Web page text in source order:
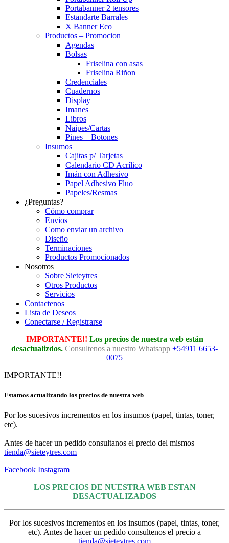
Portabanner 2 tensores
Estandarte Barrales
X Banner Eco
Productos – Promocion
Agendas
Bolsas
Friselina con asas
Friselina Riñon
Credenciales
Cuadernos
Display
Imanes
Libros
Naipes/Cartas
Pines – Botones
Insumos
Cajitas p/ Tarjetas
Calendario CD Acrílico
Imán con Adhesivo
Papel Adhesivo Fluo
Papeles/Resmas
¿Preguntas?
Cómo comprar
Envios
Como enviar un archivo
Diseño
Terminaciones
Productos Promocionados
Nosotros
Sobre Sieteytres
Otros Productos
Servicios
Contactenos
Lista de Deseos
Conectarse / Registrarse
IMPORTANTE!! Los precios de nuestra web están
desactualizdos. Consultenos a nuestro Whatsapp +54911 6653-
0075
IMPORTANTE!!
Estamos actualizando los precios de nuestra web
Por los sucesivos incrementos en los insumos (papel, tintas, toner,
etc).
Antes de hacer un pedido consultanos el precio del mismos
tienda@sieteytres.com
Facebook Instagram
LOS PRECIOS DE NUESTRA WEB ESTAN
DESACTUALIZADOS
Por los sucesivos incrementos en los insumos (papel, tintas, toner,
etc). Antes de hacer un pedido consultenos el precio a